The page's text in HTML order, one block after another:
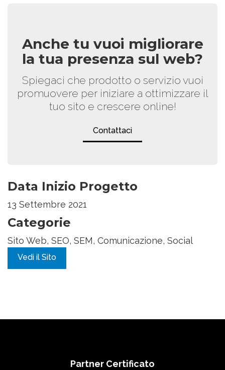
Anche tu vuoi migliorare
la tua presenza sul web?
Spiegaci che prodotto o servizio vuoi
promuovere per iniziare a ottimizzare il
tuo sito e crescere online!
Contattaci
Data Inizio Progetto
13 Settembre 2021
Categorie
Sito Web, SEO, SEM, Comunicazione, Social
Vedi il Sito
Partner Certificato